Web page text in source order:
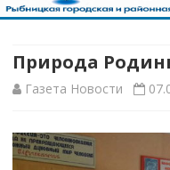
Природа
Газета Новости